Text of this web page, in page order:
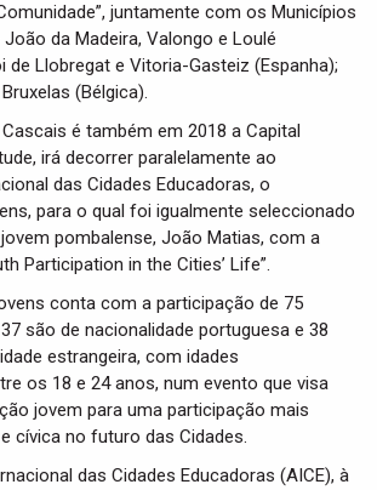
juntamente com os Municípios
da Madeira, Valongo e Loulé
de Llobregat e Vitoria-Gasteiz (Espanha);
(Bélgica).
é também em 2018 a Capital
irá decorrer paralelamente ao
das Cidades Educadoras, o
para o qual foi igualmente seleccionado
pombalense, João Matias, com a
Participation in the Cities’ Life”.
conta com a participação de 75
são de nacionalidade portuguesa e 38
estrangeira, com idades
os 18 e 24 anos, num evento que visa
jovem para uma participação mais
cívica no futuro das Cidades.
das Cidades Educadoras (AICE), à